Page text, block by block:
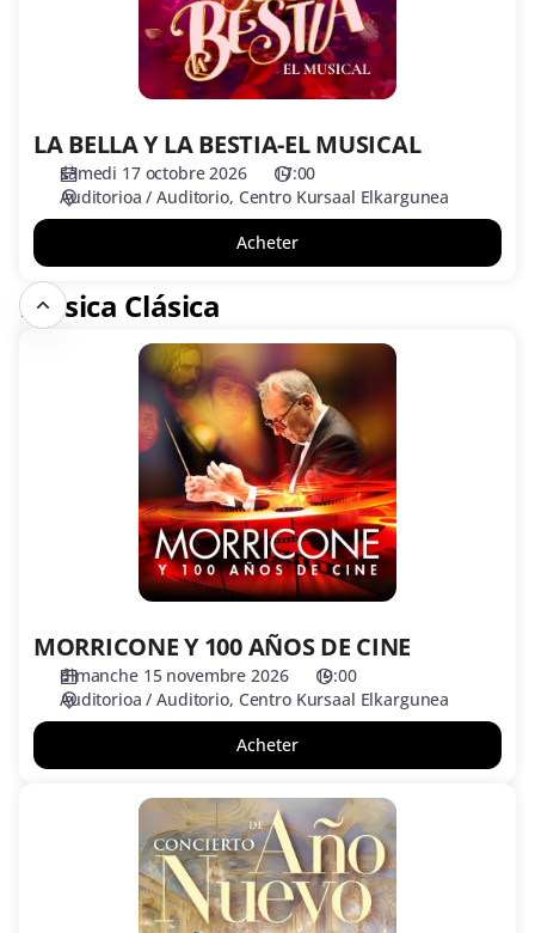
LA BELLA Y LA BESTIA-EL MUSICAL
samedi 17 octobre 2026
17:00
Auditorioa / Auditorio Centro Kursaal Elkargunea
Acheter
Música Clásica
MORRICONE Y 100 AÑOS DE CINE
dimanche 15 novembre 2026
19:00
Auditorioa / Auditorio Centro Kursaal Elkargunea
Acheter